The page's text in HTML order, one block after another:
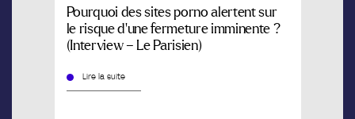
Pourquoi des sites porno alertent sur
le risque d’une fermeture imminente ?
(Interview – Le Parisien)
Lire la suite